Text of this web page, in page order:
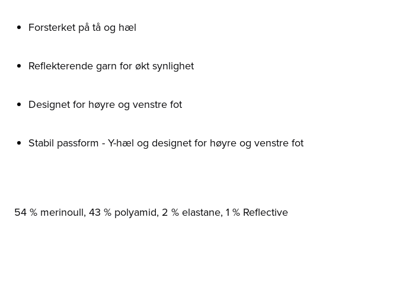
Forsterket på tå og hæl
Reflekterende garn for økt synlighet
Designet for høyre og venstre fot
Stabil passform - Y-hæl og designet for høyre og venstre fot
54 % merinoull, 43 % polyamid, 2 % elastane, 1 % Reflective